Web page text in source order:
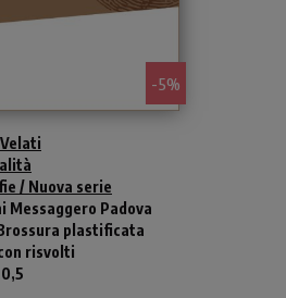
- 5%
/ Nuova serie
Messaggero Padova
plastificata
risvolti